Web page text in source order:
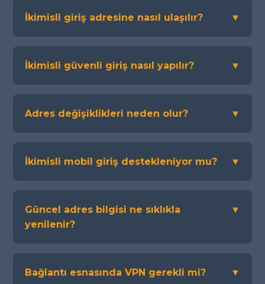
İkimisli giriş adresine nasıl ulaşılır? ▼
İkimisli güvenli giriş nasıl yapılır? ▼
Adres değişiklikleri neden olur? ▼
İkimisli mobil giriş destekleniyor mu? ▼
Güncel adres bilgisi ne sıklıkla
yenilenir?
▼
Bağlantı esnasında VPN gerekli mi? ▼